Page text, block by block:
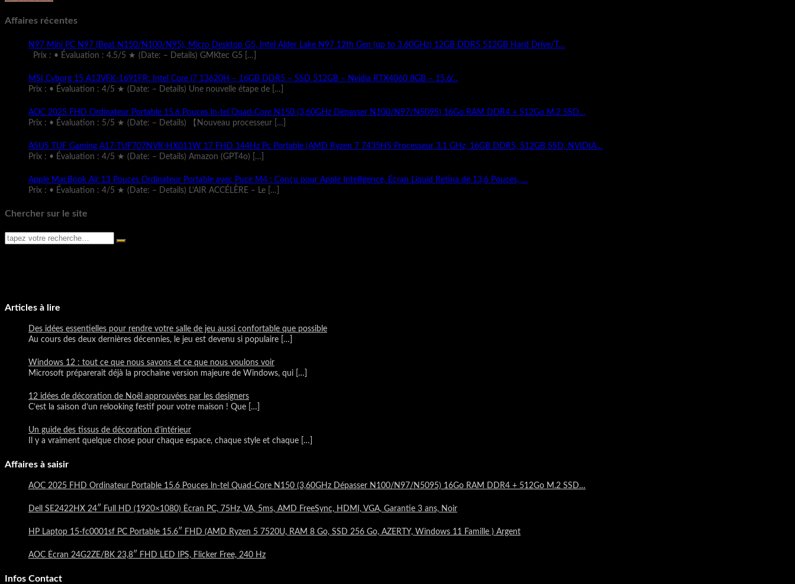
Affaires récentes
N97 Mini PC N97 (Beat N150/N100/N95), Micro Desktop G5, Intel Alder Lake N97 12th Gen (up to 3.60GHz) 12GB DDR5 512GB Hard Drive/T…
Prix : • Évaluation : 4.5/5 ★ (Date: – Details) GMKtec G5
[…]
MSI Cyborg 15 A13VFK-1691FR: Intel Core i7 13620H – 16GB DDR5 – SSD 512GB – Nvidia RTX4060 8GB – 15.6̸…
Prix : • Évaluation : 4/5 ★ (Date: – Details) Une nouvelle étape de
[…]
AOC 2025 FHD Ordinateur Portable 15.6 Pouces ln-tel Quad-Core N150 (3,60GHz Dépasser N100/N97/N5095) 16Go RAM DDR4 + 512Go M.2 SSD…
Prix : • Évaluation : 5/5 ★ (Date: – Details) 【Nouveau processeur
[…]
ASUS TUF Gaming A17-TUF707NVR-HX011W 17 FHD 144Hz Pc Portable (AMD Ryzen 7 7435HS Processeur 3.1 GHz, 16GB DDR5, 512GB SSD, NVIDIA…
Prix : • Évaluation : 4/5 ★ (Date: – Details) Amazon (GPT4o)
[…]
Apple MacBook Air 13 Pouces Ordinateur Portable avec Puce M4 : Conçu pour Apple Intelligence, Écran Liquid Retina de 13,6 Pouces, …
Prix : • Évaluation : 4/5 ★ (Date: – Details) L’AIR ACCÉLÈRE – Le
[…]
Chercher sur le site
Articles à lire
Des idées essentielles pour rendre votre salle de jeu aussi confortable que possible
Au cours des deux dernières décennies, le jeu est devenu si populaire
[…]
Windows 12 : tout ce que nous savons et ce que nous voulons voir
Microsoft préparerait déjà la prochaine version majeure de Windows, qui
[…]
12 idées de décoration de Noël approuvées par les designers
C’est la saison d’un relooking festif pour votre maison ! Que
[…]
Un guide des tissus de décoration d’intérieur
Il y a vraiment quelque chose pour chaque espace, chaque style et chaque
[…]
Affaires à saisir
AOC 2025 FHD Ordinateur Portable 15.6 Pouces ln-tel Quad-Core N150 (3,60GHz Dépasser N100/N97/N5095) 16Go RAM DDR4 + 512Go M.2 SSD…
Dell SE2422HX 24″ Full HD (1920×1080) Écran PC, 75Hz, VA, 5ms, AMD FreeSync, HDMI, VGA, Garantie 3 ans, Noir
HP Laptop 15-fc0001sf PC Portable 15.6″ FHD (AMD Ryzen 5 7520U, RAM 8 Go, SSD 256 Go, AZERTY, Windows 11 Famille ) Argent
AOC Écran 24G2ZE/BK 23,8″ FHD LED IPS, Flicker Free, 240 Hz
Infos Contact